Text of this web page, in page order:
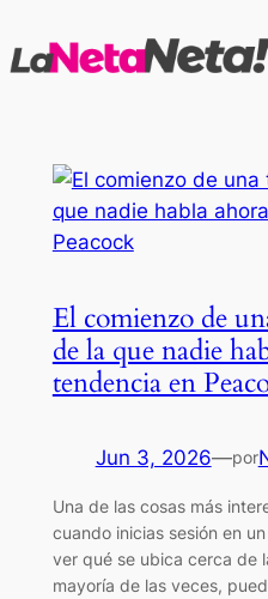
al
El comienzo de
de la que nadie
tendencia en
Jun 3, 2026—por
Una de las cosas más
cuando inicias sesión en
ver qué se ubica cerca de
mayoría de las veces,